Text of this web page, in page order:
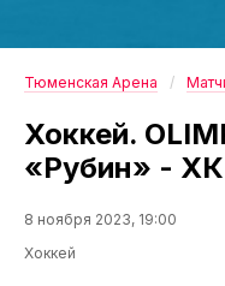
Тюменская Арена
Хоккей.
«Рубин» -
8 ноября 2023, 19:00
Хоккей